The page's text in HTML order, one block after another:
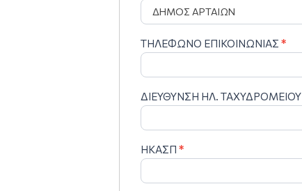
ΤΗΛΕΦΩΝΟ ΕΠΙΚΟΙΝΩΝΙΑΣ *
ΔΙΕΥΘΥΝΣΗ ΗΛ. ΤΑΧΥΔΡΟΜΕΙΟΥ
ΗΚΑΣΠ *